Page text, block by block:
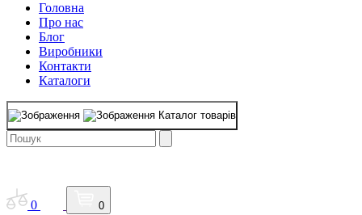
Головна
Про нас
Блог
Виробники
Контакти
Каталоги
Каталог товарів
0 0